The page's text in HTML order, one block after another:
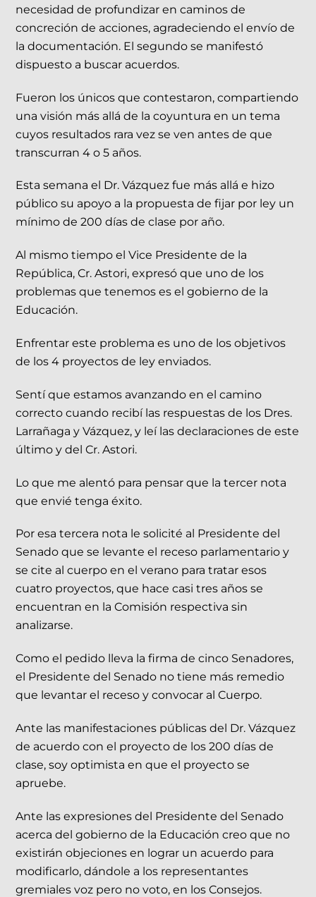
necesidad de profundizar en caminos de
concreción de acciones, agradeciendo el envío de
la documentación. El segundo se manifestó
dispuesto a buscar acuerdos.
Fueron los únicos que contestaron, compartiendo
una visión más allá de la coyuntura en un tema
cuyos resultados rara vez se ven antes de que
transcurran 4 o 5 años.
Esta semana el Dr. Vázquez fue más allá e hizo
público su apoyo a la propuesta de fijar por ley un
mínimo de 200 días de clase por año.
Al mismo tiempo el Vice Presidente de la
República, Cr. Astori, expresó que uno de los
problemas que tenemos es el gobierno de la
Educación.
Enfrentar este problema es uno de los objetivos
de los 4 proyectos de ley enviados.
Sentí que estamos avanzando en el camino
correcto cuando recibí las respuestas de los Dres.
Larrañaga y Vázquez, y leí las declaraciones de este
último y del Cr. Astori.
Lo que me alentó para pensar que la tercer nota
que envié tenga éxito.
Por esa tercera nota le solicité al Presidente del
Senado que se levante el receso parlamentario y
se cite al cuerpo en el verano para tratar esos
cuatro proyectos, que hace casi tres años se
encuentran en la Comisión respectiva sin
analizarse.
Como el pedido lleva la firma de cinco Senadores,
el Presidente del Senado no tiene más remedio
que levantar el receso y convocar al Cuerpo.
Ante las manifestaciones públicas del Dr. Vázquez
de acuerdo con el proyecto de los 200 días de
clase, soy optimista en que el proyecto se
apruebe.
Ante las expresiones del Presidente del Senado
acerca del gobierno de la Educación creo que no
existirán objeciones en lograr un acuerdo para
modificarlo, dándole a los representantes
gremiales voz pero no voto, en los Consejos.